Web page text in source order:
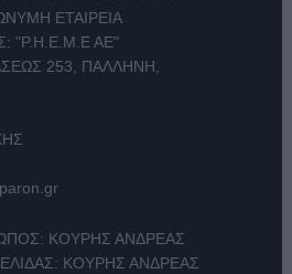
ΕΤΑΙΡΕΙΑ
"Ρ.Η.Ε.Μ.Ε ΑΕ"
253, ΠΑΛΛΗΝΗ,
ΚΟΥΡΗΣ ΑΝΔΡΕΑΣ
ΚΟΥΡΗΣ ΑΝΔΡΕΑΣ